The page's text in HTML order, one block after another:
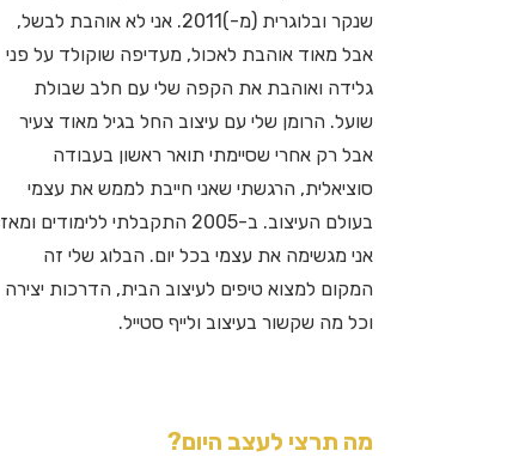
שנקר ובלוגרית (מ-)2011. אני לא אוהבת לבשל,
אבל מאוד אוהבת לאכול, מעדיפה שוקולד על פני
גלידה ואוהבת את הקפה שלי עם חלב שבולת
שועל. הרומן שלי עם עיצוב החל בגיל מאוד צעיר
אבל רק אחרי שסיימתי תואר ראשון בעבודה
סוציאלית, הרגשתי שאני חייבת לממש את עצמי
בעולם העיצוב. ב-2005 התקבלתי ללימודים ומאז
אני מגשימה את עצמי בכל יום. הבלוג שלי זה
המקום למצוא טיפים לעיצוב הבית, הדרכות יצירה
וכל מה שקשור בעיצוב ולייף סטייל.
מה תרצי לעצב היום?